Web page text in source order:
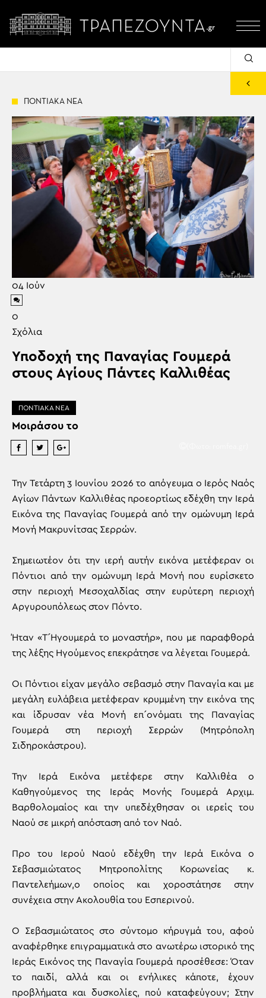
ΠΟΝΤΙΑΚΑ ΝΕΑ
04 Ιούν
0
Σχόλια
Υποδοχή της Παναγίας Γουμερά
στους Αγίους Πάντες Καλλιθέας
ΠΟΝΤΙΑΚΑ ΝΕΑ
Μοιράσου το
Την Τετάρτη 3 Ιουνίου 2026 το απόγευμα ο Ιερός Ναός
Αγίων Πάντων Καλλιθέας προεορτίως εδέχθη την Ιερά
Εικόνα της Παναγίας Γουμερά από την ομώνυμη Ιερά
Μονή Μακρυνίτσας Σερρών.
Σημειωτέον ότι την ιερή αυτήν εικόνα μετέφεραν οι
Πόντιοι από την ομώνυμη Ιερά Μονή που ευρίσκετο
στην περιοχή Μεσοχαλδίας στην ευρύτερη περιοχή
Αργυρουπόλεως στον Πόντο.
Ήταν «Τ´Ηγουμερά το μοναστήρ», που με παραφθορά
της λέξης Ηγούμενος επεκράτησε να λέγεται Γουμερά.
Οι Πόντιοι είχαν μεγάλο σεβασμό στην Παναγία και με
μεγάλη ευλάβεια μετέφεραν κρυμμένη την εικόνα της
και ίδρυσαν νέα Μονή επ´ονόματι της Παναγίας
Γουμερά στη περιοχή Σερρών (Μητρόπολη
Σιδηροκάστρου).
Την Ιερά Εικόνα μετέφερε στην Καλλιθέα ο
Καθηγούμενος της Ιεράς Μονής Γουμερά Αρχιμ.
Βαρθολομαίος και την υπεδέχθησαν οι ιερείς του
Ναού σε μικρή απόσταση από τον Ναό.
Προ του Ιερού Ναού εδέχθη την Ιερά Εικόνα ο
Σεβασμιώτατος Μητροπολίτης Κορωνείας κ.
Παντελεήμων,ο οποίος και χοροστάτησε στην
συνέχεια στην Ακολουθία του Εσπερινού.
Ο Σεβασμιώτατος στο σύντομο κήρυγμά του, αφού
αναφέρθηκε επιγραμματικά στο ανωτέρω ιστορικό της
Ιεράς Εικόνος της Παναγία Γουμερά προσέθεσε: Όταν
το παιδί, αλλά και οι ενήλικες κάποτε, έχουν
προβλήματα και δυσκολίες, πού καταφεύγουν; Στην